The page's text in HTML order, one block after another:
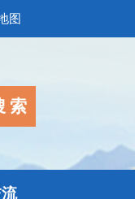
图